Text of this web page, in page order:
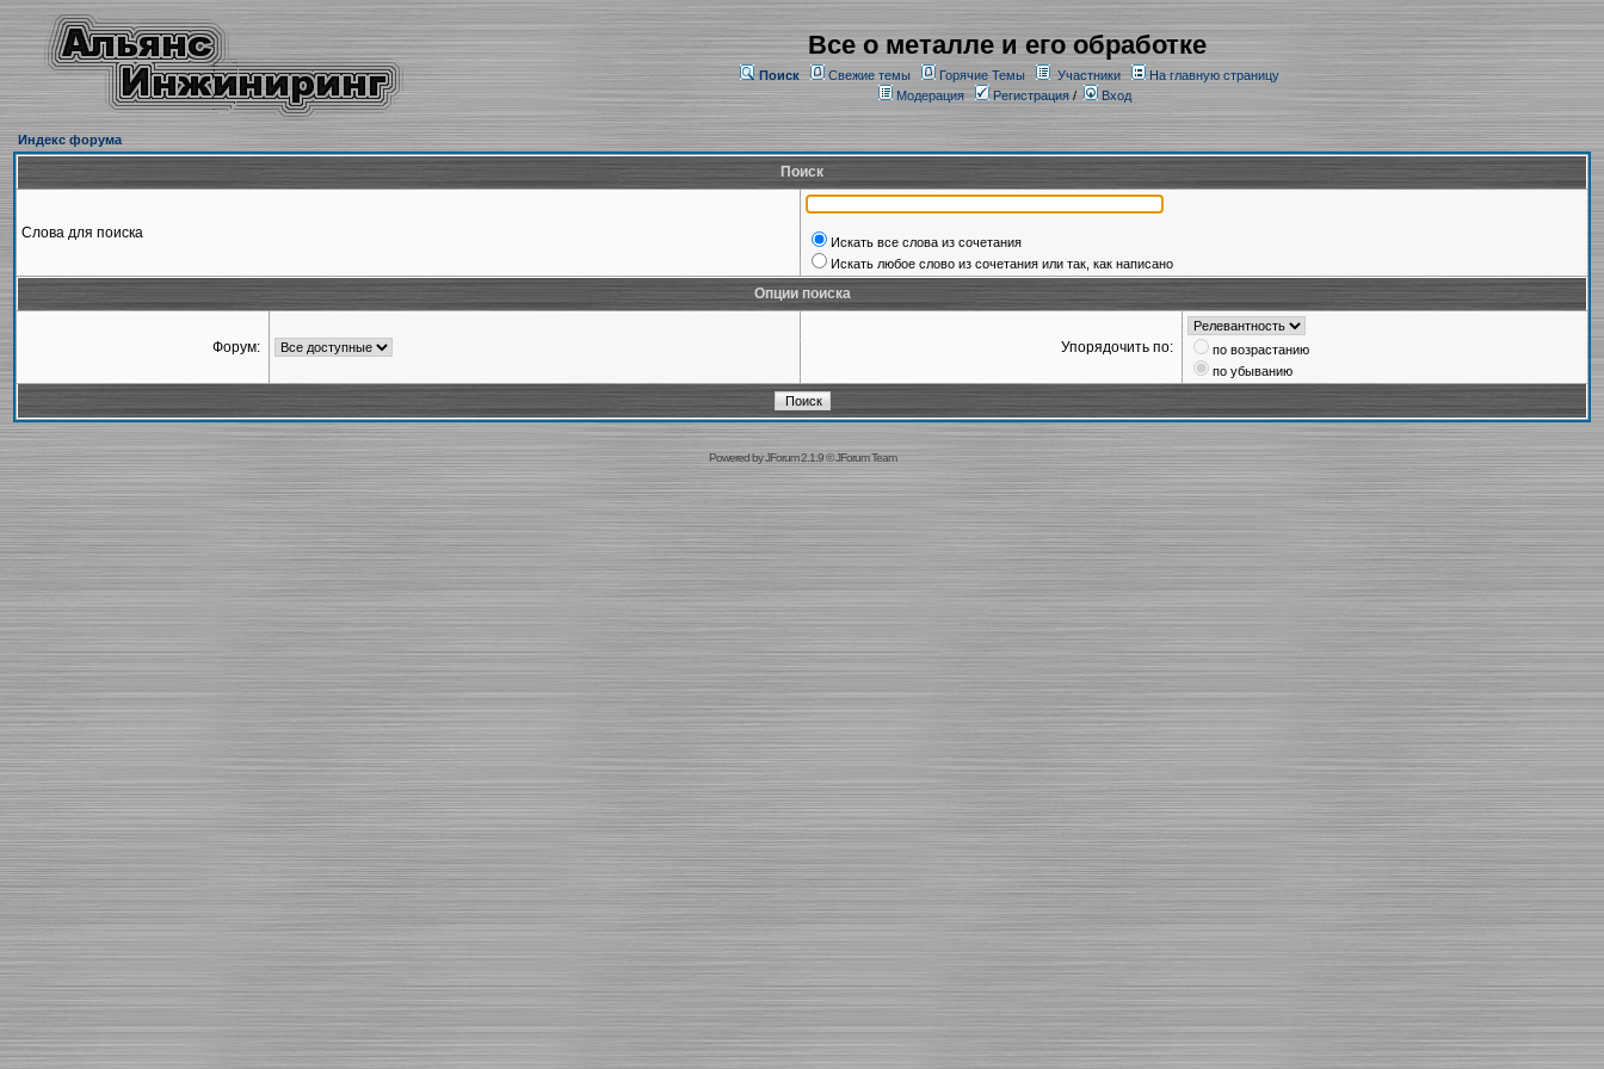
Все о металле и его обработке
Поиск Свежие темы Горячие Темы Участники
На главную страницу
Модерация
Регистрация/ Вход
Индекс форума
Поиск
Слова для поиска
Искать все слова из сочетания
Искать любое слово из сочетания или так, как написано
Опции поиска
Форум: Упорядочить по:
по возрастанию
по убыванию
Powered byJForum 2.1.9©JForum Team